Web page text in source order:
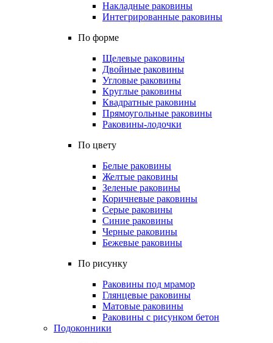
Накладные раковины
Интегрированные раковины
По форме
Щелевые раковины
Двойные раковины
Угловые раковины
Круглые раковины
Квадратные раковины
Прямоугольные раковины
Раковины-лодочки
По цвету
Белые раковины
Желтые раковины
Зеленые раковины
Коричневые раковины
Серые раковины
Синие раковины
Черные раковины
Бежевые раковины
По рисунку
Раковины под мрамор
Глянцевые раковины
Матовые раковины
Раковины с рисунком бетон
Подоконники